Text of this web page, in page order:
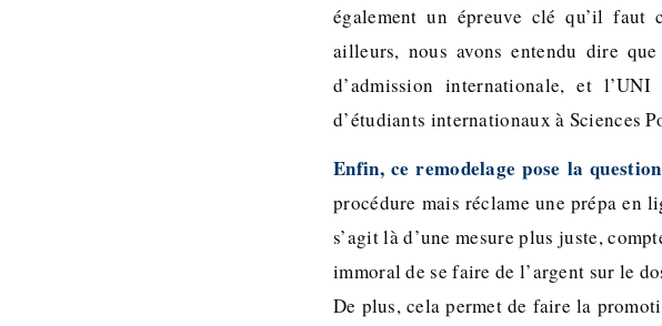
également un épreuve clé qu’il faut
ailleurs, nous avons entendu dire
d’admission internationale, et
d’étudiants internationaux à Sciences
Enfin, ce remodelage pose la
procédure mais réclame une prépa en
s’agit là d’une mesure plus juste,
immoral de se faire de l’argent sur le
De plus, cela permet de faire la